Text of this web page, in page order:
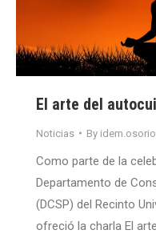
El arte del
Noticias By idem.osorio
Como parte de la
Departamento de
(DCSP) del Recinto
ofreció la charla El